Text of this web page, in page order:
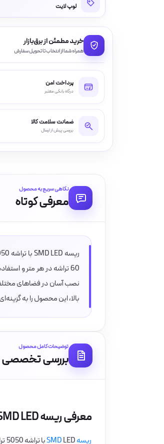
نگاهی سریع به محصول
معرفی کوتاه
نصب آسان در فضاهای
بالا، این محصول را به
توضیحات کامل محصول
بررسی تخصصی
معرفی ریسه SMD LED با تراشه 5050 تراکم 60 برند لوپ لایت
ریسه SMD
لوپ لایت
خرید مطمئن از برق‌بازار
همراه شما از انتخاب تا تحویل سفارش
پرداخت امن
درگاه بانکی معتبر
ضمانت سلامت کالا
بررسی پیش از ارسال